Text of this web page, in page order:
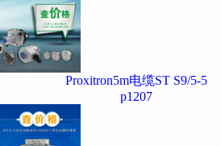
Proxitron5m电缆ST S9/5-5
p1207